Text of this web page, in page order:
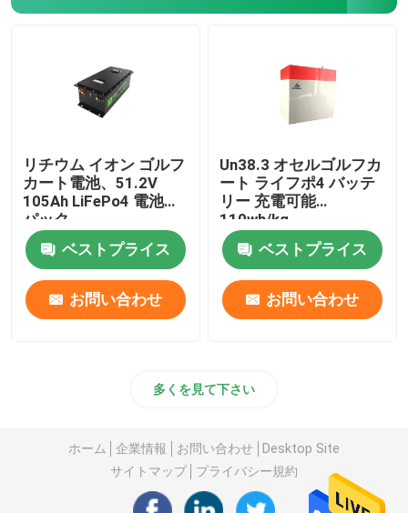
リチウム イオン ゴルフ
カート電池、51.2V
105Ah LiFePo4 電池の
パック
ベストプライス
お問い合わせ
Un38.3 オセルゴルフカ
ート ライフポ4 バッテ
リー 充電可能
110wh/kg
ベストプライス
お問い合わせ
多くを見て下さい
ホーム 企業情報 お問い合わせ
Desktop Site
サイトマップ
プライバシー規約